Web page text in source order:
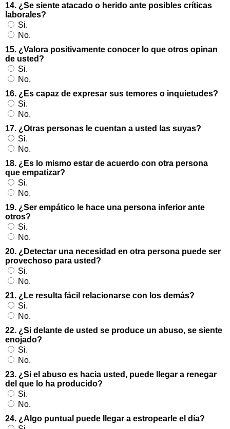
14. ¿Se siente atacado o herido ante posibles críticas
laborales?
Si.
No.
15. ¿Valora positivamente conocer lo que otros opinan
de usted?
Si.
No.
16. ¿Es capaz de expresar sus temores o inquietudes?
Si.
No.
17. ¿Otras personas le cuentan a usted las suyas?
Si.
No.
18. ¿Es lo mismo estar de acuerdo con otra persona
que empatizar?
Si.
No.
19. ¿Ser empático le hace una persona inferior ante
otros?
Si.
No.
20. ¿Detectar una necesidad en otra persona puede ser
provechoso para usted?
Si.
No.
21. ¿Le resulta fácil relacionarse con los demás?
Si.
No.
22. ¿Si delante de usted se produce un abuso, se siente
enojado?
Si.
No.
23. ¿Si el abuso es hacia usted, puede llegar a renegar
del que lo ha producido?
Si.
No.
24. ¿Algo puntual puede llegar a estropearle el día?